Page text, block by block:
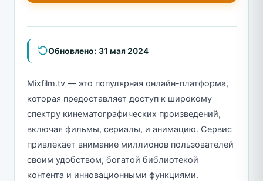
Обновлено: 31 мая 2024
Mixfilm.tv — это популярная онлайн-платформа,
которая предоставляет доступ к широкому
спектру кинематографических произведений,
включая фильмы, сериалы, и анимацию. Сервис
привлекает внимание миллионов пользователей
своим удобством, богатой библиотекой
контента и инновационными функциями.